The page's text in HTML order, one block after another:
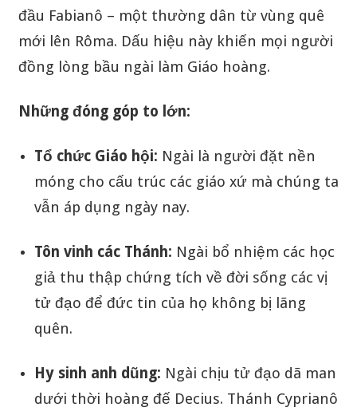
đầu Fabianô – một thường dân từ vùng quê
mới lên Rôma. Dấu hiệu này khiến mọi người
đồng lòng bầu ngài làm Giáo hoàng.
Những đóng góp to lớn:
Tổ chức Giáo hội: Ngài là người đặt nền
móng cho cấu trúc các giáo xứ mà chúng ta
vẫn áp dụng ngày nay.
Tôn vinh các Thánh: Ngài bổ nhiệm các học
giả thu thập chứng tích về đời sống các vị
tử đạo để đức tin của họ không bị lãng
quên.
Hy sinh anh dũng: Ngài chịu tử đạo dã man
dưới thời hoàng đế Decius. Thánh Cyprianô